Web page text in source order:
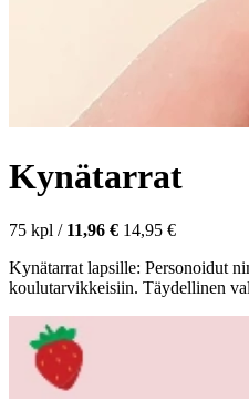
Kynätarrat
75 kpl / 11,96 € 14,95 €
Kynätarrat lapsille: Personoidut
koulutarvikkeisiin. Täydellinen